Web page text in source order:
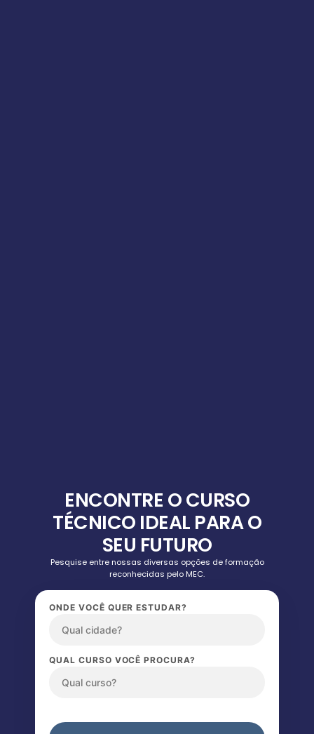
ENCONTRE O CURSO
TÉCNICO IDEAL PARA O
SEU FUTURO
Pesquise entre nossas diversas opções de formação
reconhecidas pelo MEC.
ONDE VOCÊ QUER ESTUDAR?
QUAL CURSO VOCÊ PROCURA?